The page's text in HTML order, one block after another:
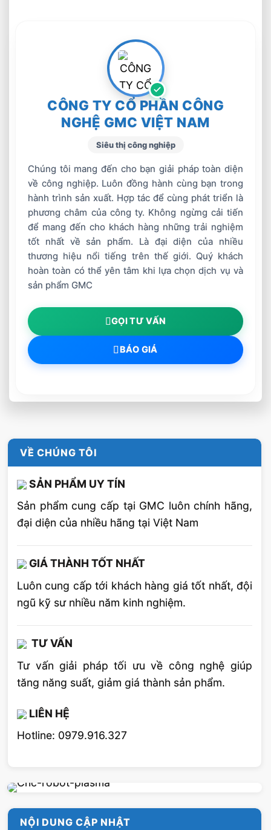
VỀ CHÚNG TÔI
SẢN PHẨM UY TÍN
Sản phẩm cung cấp tại GMC luôn chính hãng,
đại diện của nhiều hãng tại Việt Nam
GIÁ THÀNH TỐT NHẤT
Luôn cung cấp tới khách hàng giá tốt nhất, đội
ngũ kỹ sư nhiều năm kinh nghiệm.
TƯ VẤN
Tư vấn giải pháp tối ưu về công nghệ giúp
tăng năng suất, giảm giá thành sản phẩm.
LIÊN HỆ
Hotline: 0979.916.327
NỘI DUNG CẬP NHẬT
CÔNG TY CỔ PHẦN CÔNG
NGHỆ GMC VIỆT NAM
Siêu thị công nghiệp
Chúng tôi mang đến cho bạn giải pháp toàn diện
về công nghiệp. Luôn đồng hành cùng bạn trong
hành trình sản xuất. Hợp tác để cùng phát triển là
phương châm của công ty. Không ngừng cải tiến
để mang đến cho khách hàng những trải nghiệm
tốt nhất về sản phẩm. Là đại diện của nhiều
thương hiệu nổi tiếng trên thế giới. Quý khách
hoàn toàn có thể yên tâm khi lựa chọn dịch vụ và
sản phẩm GMC
GỌI TƯ VẤN
BÁO GIÁ